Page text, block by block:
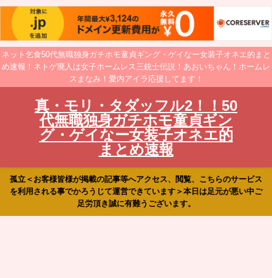
ネット乞食50代無職独身ガチホモ童貞ギング・ゲイなー女装子オネエ的まと
め速報！ネトゲ廃人は女子ホームレス三銃士伝説！あおいちゃん！ホームレ
スまなみ！愛内アイラ応援してます！
真・モリ・タダッフル2！！50
代無職独身ガチホモ童貞ギン
グ・ゲイなー女装子オネエ的
まとめ速報
孤立＜お客様皆様が掲載の記事等へアクセス、閲覧、こちらのサービス
を利用される事でかろうじて運営できています＞本日は足元が悪い中ご
足労頂き誠に有難うございます。